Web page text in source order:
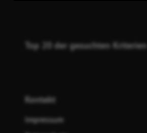
Top 20 der gesuchten Kriterien
Kontakt
Impressum